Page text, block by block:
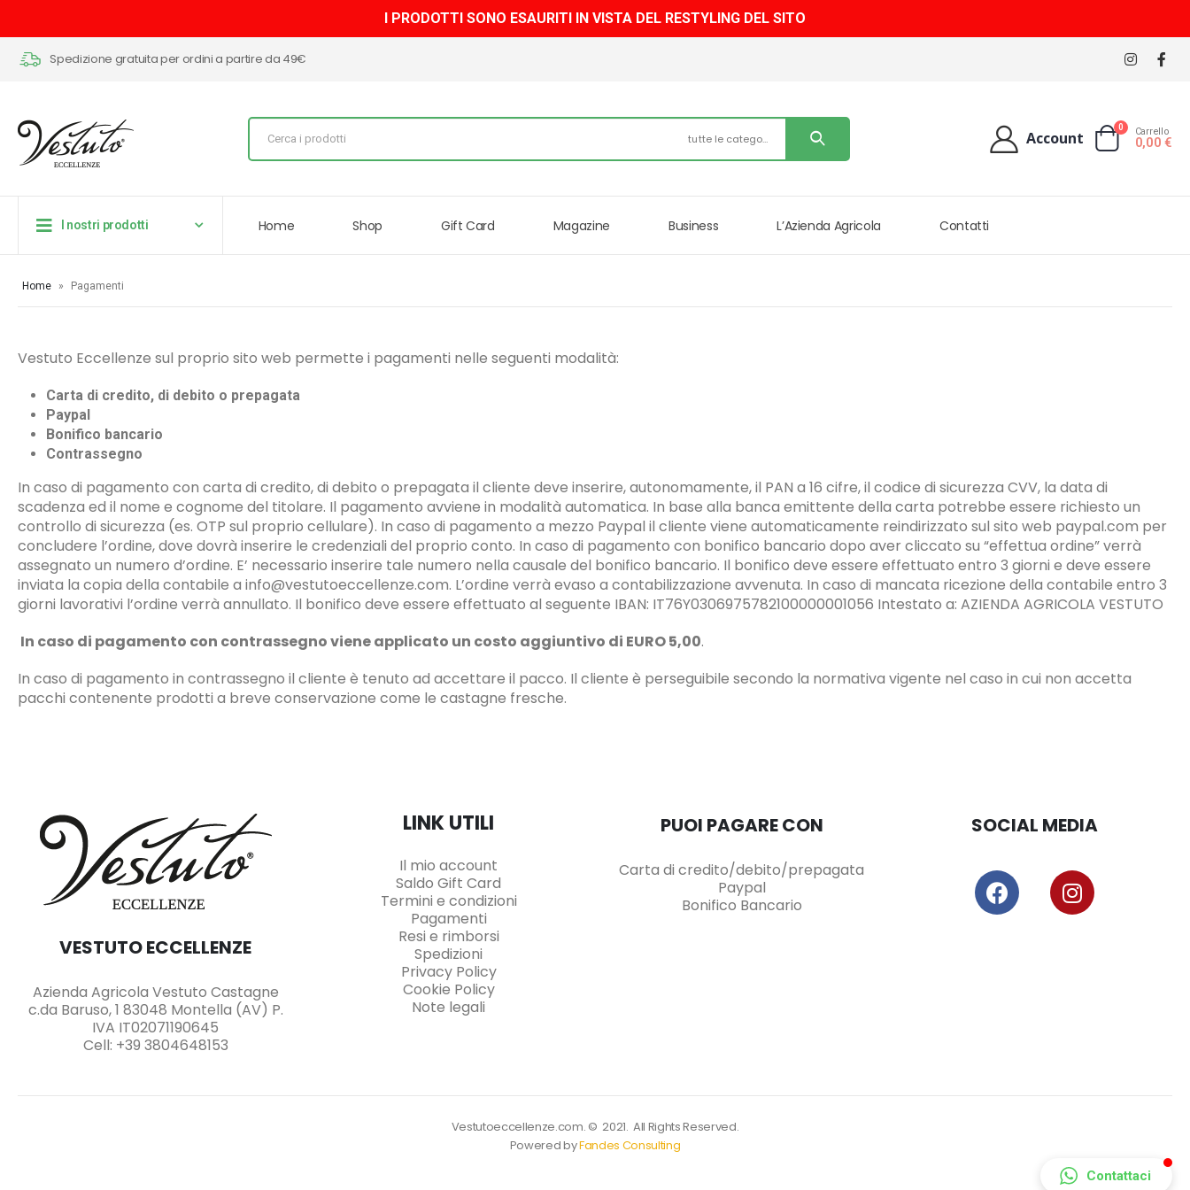
I PRODOTTI SONO ESAURITI IN VISTA DEL RESTYLING DEL SITO
Spedizione gratuita per ordini a partire da 49€
tutte le categorie Account
0 Carrello
0,00€
I nostri prodotti Home Shop Gift Card Magazine Business L’Azienda Agricola Contatti
Home » Pagamenti
Vestuto Eccellenze sul proprio sito web permette i pagamenti nelle seguenti modalità:
Carta di credito, di debito o prepagata
Paypal
Bonifico bancario
Contrassegno
In caso di pagamento con carta di credito, di debito o prepagata il cliente deve inserire, autonomamente, il PAN a 16 cifre, il codice di sicurezza CVV, la data di
scadenza ed il nome e cognome del titolare. Il pagamento avviene in modalità automatica. In base alla banca emittente della carta potrebbe essere richiesto un
controllo di sicurezza (es. OTP sul proprio cellulare). In caso di pagamento a mezzo Paypal il cliente viene automaticamente reindirizzato sul sito web paypal.com per
concludere l’ordine, dove dovrà inserire le credenziali del proprio conto. In caso di pagamento con bonifico bancario dopo aver cliccato su “effettua ordine” verrà
assegnato un numero d’ordine. E’ necessario inserire tale numero nella causale del bonifico bancario. Il bonifico deve essere effettuato entro 3 giorni e deve essere
inviata la copia della contabile a info@vestutoeccellenze.com. L’ordine verrà evaso a contabilizzazione avvenuta. In caso di mancata ricezione della contabile entro 3
giorni lavorativi l’ordine verrà annullato. Il bonifico deve essere effettuato al seguente IBAN: IT76Y0306975782100000001056 Intestato a: AZIENDA AGRICOLA VESTUTO
In caso di pagamento con contrassegno viene applicato un costo aggiuntivo di EURO 5,00.
In caso di pagamento in contrassegno il cliente è tenuto ad accettare il pacco. Il cliente è perseguibile secondo la normativa vigente nel caso in cui non accetta
pacchi contenente prodotti a breve conservazione come le castagne fresche.
VESTUTO ECCELLENZE
Azienda Agricola Vestuto Castagne
c.da Baruso, 1 83048 Montella (AV) P.
IVA IT02071190645
Cell: +39 3804648153
LINK UTILI
Il mio account
Saldo Gift Card
Termini e condizioni
Pagamenti
Resi e rimborsi
Spedizioni
Privacy Policy
Cookie Policy
Note legali
PUOI PAGARE CON
Carta di credito/debito/prepagata
Paypal
Bonifico Bancario
SOCIAL MEDIA
Vestutoeccellenze.com. © 2021. All Rights Reserved.
Powered byFandes Consulting
Contattaci